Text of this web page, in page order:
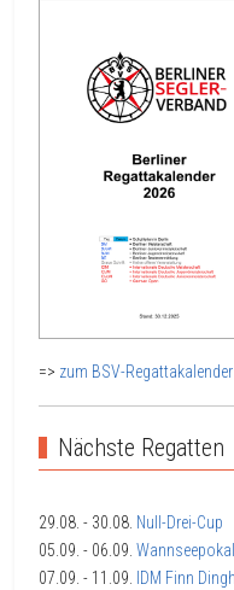
=> zum BSV-Regattakalender
Nächste Regatten
29.08. - 30.08. Null-Drei-Cup
05.09. - 06.09. Wannseepokal
07.09. - 11.09. IDM Finn